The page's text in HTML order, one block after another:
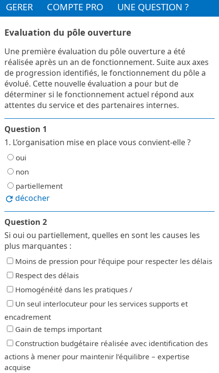
GERER
COMPTE PRO UNE QUESTION ?
Evaluation du pôle ouverture
Une première évaluation du pôle ouverture a été
réalisée après un an de fonctionnement. Suite aux axes
de progression identifiés, le fonctionnement du pôle a
évolué. Cette nouvelle évaluation a pour but de
déterminer si le fonctionnement actuel répond aux
attentes du service et des partenaires internes.
Question 1
1. L’organisation mise en place vous convient-elle ?
oui
non
partiellement
décocher
Question 2
Si oui ou partiellement, quelles en sont les causes les
plus marquantes :
Moins de pression pour l’équipe pour respecter les délais
Respect des délais
Homogénéité dans les pratiques /
Un seul interlocuteur pour les services supports et
encadrement
Gain de temps important
Construction budgétaire réalisée avec identification des
actions à mener pour maintenir l’équilibre – expertise
acquise